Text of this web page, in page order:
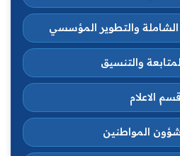
والتطوير المؤسسي
والتنسيق
قسم الاعلام
المواطنين